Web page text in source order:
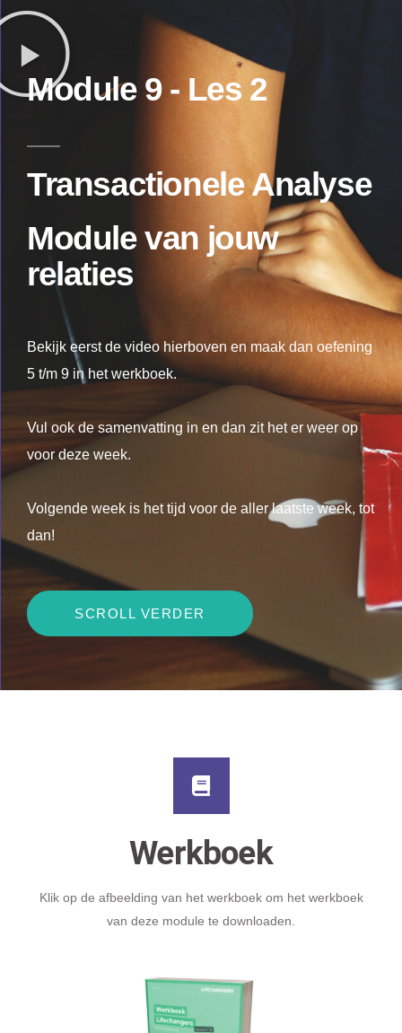
Module 9 - Les 2
Transactionele Analyse
Modulevan jouw
relaties
Bekijk eerst de video hierboven en maak dan oefening
5 t/m 9 in het werkboek.
Vul ook de samenvatting in en dan zit het er weer op
voor deze week.
Volgende week is het tijd voor de aller laatste week, tot
dan!
SCROLL VERDER
Werkboek
Klik op de afbeelding van het werkboek om het werkboek
van deze module te downloaden.